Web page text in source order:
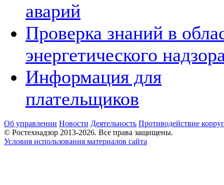
аварий
Проверка знаний в
энергетического
Информация для
плательщиков
Об управлении Новости Деятельность Противодействие
© Ростехнадзор 2013-2026. Все права защищены.
Условия использования материалов сайта